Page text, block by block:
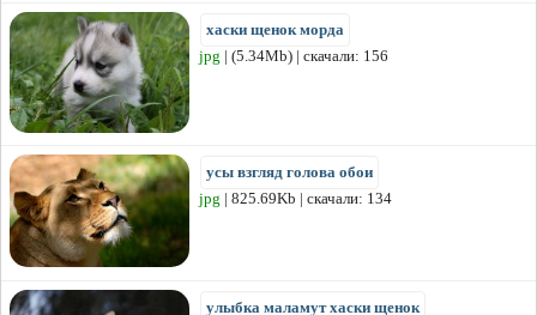
хаски щенок морда
jpg | (5.34Mb) | скачали: 156
усы взгляд голова обои
jpg | 825.69Kb | скачали: 134
улыбка маламут хаски щенок